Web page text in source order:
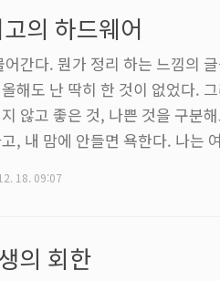
먼저 허용됐는데, 오래전부터 여
표현하는 일이 많지만, ..
의 하드웨어
간다. 뭔가 정리 하는 느낌의
해도 난 딱히 한 것이 없었다.
않고 좋은 것, 나쁜 것을 구분
, 내 맘에 안들면 욕한다. 나는
고 이야기 하고자 한다. 마침 올
고의 CPU - AMD 라이젠 1700
18. 09:07
의 회한